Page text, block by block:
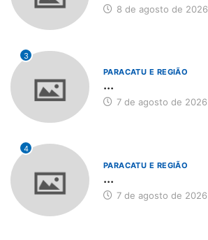
8 de agosto de 2026
3
PARACATU E REGIÃO
...
7 de agosto de 2026
4
PARACATU E REGIÃO
...
7 de agosto de 2026